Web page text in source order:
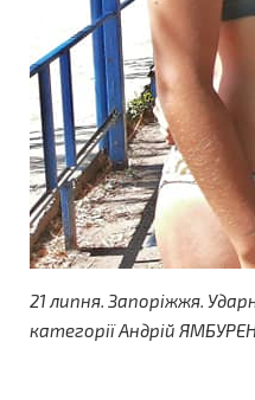
21 липня. Запоріжжя.
категорії Андрій